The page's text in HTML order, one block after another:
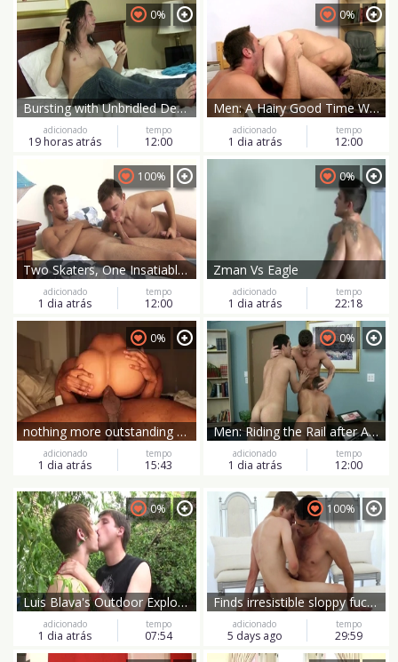
Bursting with Unbridled Desire
0%
adicionado
19 horas atrás
tempo
12:00
Men: A Hairy Good Time With Blondie
0%
adicionado
1 dia atrás
tempo
12:00
Two Skaters, One Insatiable Hunger
100%
adicionado
1 dia atrás
tempo
12:00
Zman Vs Eagle
0%
adicionado
1 dia atrás
tempo
22:18
nothing more outstanding Than A dark cock
0%
adicionado
1 dia atrás
tempo
15:43
Men: Riding the Rail after Anal
0%
adicionado
1 dia atrás
tempo
12:00
Luis Blava's Outdoor Exploration with the Village Boys
0%
adicionado
1 dia atrás
tempo
07:54
Finds irresistible sloppy fucking
100%
adicionado
5 days ago
tempo
29:59